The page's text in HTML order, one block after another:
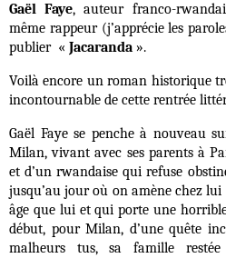
Gaël Faye, auteur franco-
même rappeur (j’apprécie les
publier « Jacaranda ».
Voilà encore un roman historique
incontournable de cette rentrée
Gaël Faye se penche à nouveau
Milan, vivant avec ses parents à
et d’un rwandaise qui refuse
jusqu’au jour où on amène chez
âge que lui et qui porte une
début, pour Milan, d’une quête
malheurs tus, sa famille